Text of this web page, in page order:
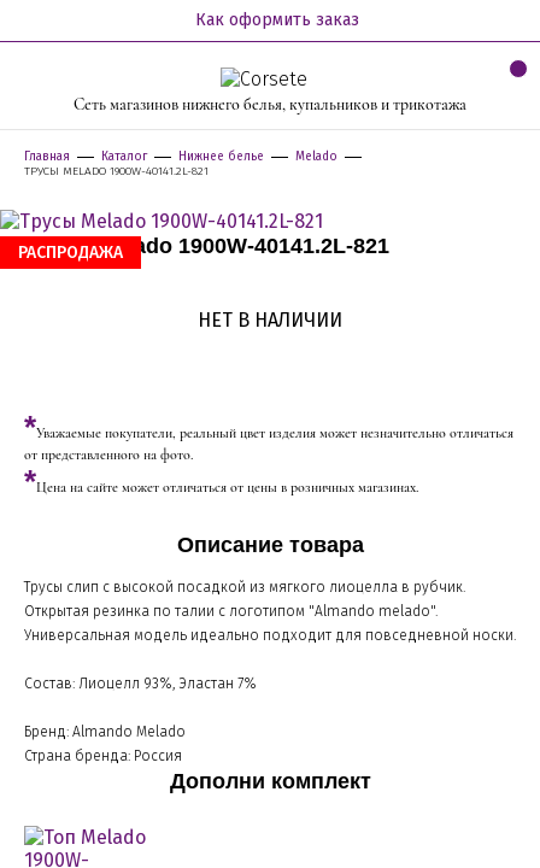
Как оформить заказ
Сеть магазинов нижнего белья, купальников и трикотажа
Главная Каталог Нижнее белье
Melado
ТРУСЫ MELADO 1900W-40141.2L-821
РАСПРОДАЖА
Трусы Melado 1900W-40141.2L-821
НЕТ В НАЛИЧИИ
*Уважаемые покупатели, реальный цвет изделия может незначительно отличаться
от представленного на фото.
*Цена на сайте может отличаться от цены в розничных магазинах.
Описание товара
Трусы слип с высокой посадкой из мягкого лиоцелла в рубчик.
Открытая резинка по талии с логотипом "Almando melado".
Универсальная модель идеально подходит для повседневной носки.
Состав: Лиоцелл 93%, Эластан 7%
Бренд: Almando Melado
Страна бренда: Россия
Дополни комплект